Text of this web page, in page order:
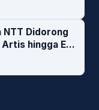
NTT Didorong
Artis hingga EO